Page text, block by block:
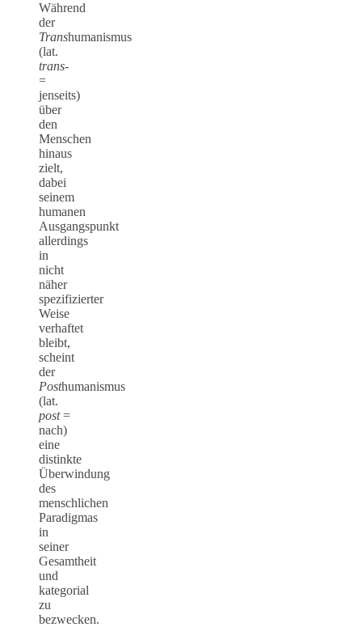
Während
der
Transhumanismus
(lat.
trans-
=
jenseits)
über
den
Menschen
hinaus
zielt,
dabei
seinem
humanen
Ausgangspunkt
allerdings
in
nicht
näher
spezifizierter
Weise
verhaftet
bleibt,
scheint
der
Posthumanismus
(lat.
post=
nach)
eine
distinkte
Überwindung
des
menschlichen
Paradigmas
in
seiner
Gesamtheit
und
kategorial
zu
bezwecken.